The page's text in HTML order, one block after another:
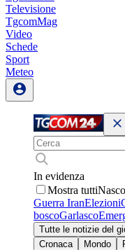
Televisione
TgcomMag
Video
Schede
Sport
Meteo
In evidenza
Mostra tutti
Guerra IranElezioni
boscoGarlasco
Tutte le notizie del
Cronaca
Mondo